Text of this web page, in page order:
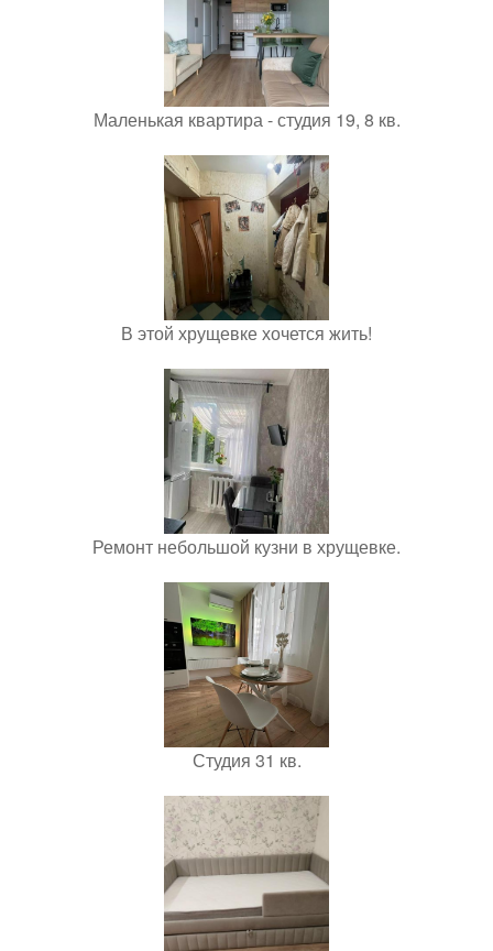
Маленькая квартира - студия 19, 8 кв.
В этой хрущевке хочется жить!
Ремонт небольшой кузни в хрущевке.
Студия 31 кв.